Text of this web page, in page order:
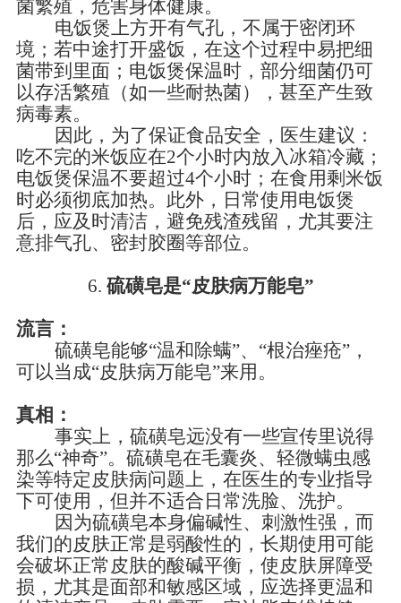
菌繁殖，危害身体健康。
电饭煲上方开有气孔，不属于密闭环
境；若中途打开盛饭，在这个过程中易把细
菌带到里面；电饭煲保温时，部分细菌仍可
以存活繁殖（如一些耐热菌），甚至产生致
病毒素。
因此，为了保证食品安全，医生建议：
吃不完的米饭应在2个小时内放入冰箱冷藏；
电饭煲保温不要超过4个小时；在食用剩米饭
时必须彻底加热。此外，日常使用电饭煲
后，应及时清洁，避免残渣残留，尤其要注
意排气孔、密封胶圈等部位。
6. 硫磺皂是“皮肤病万能皂”
流言：
硫磺皂能够“温和除螨”、 “根治痤疮”，
可以当成“皮肤病万能皂”来用。
真相：
事实上，硫磺皂远没有一些宣传里说得
那么“神奇”。硫磺皂在毛囊炎、轻微螨虫感
染等特定皮肤病问题上，在医生的专业指导
下可使用，但并不适合日常洗脸、洗护。
因为硫磺皂本身偏碱性、刺激性强，而
我们的皮肤正常是弱酸性的，长期使用可能
会破坏正常皮肤的酸碱平衡，使皮肤屏障受
损，尤其是面部和敏感区域，应选择更温和